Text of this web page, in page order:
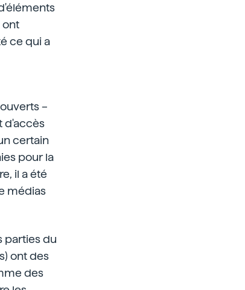
ont
ce qui a
–
d'accès
certain
pour la
il a été
médias
parties du
ont des
des